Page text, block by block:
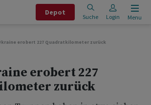
Depot
Suche Login Menu
erobert 227 Quadratkilometer zurück
erobert 227
zurück